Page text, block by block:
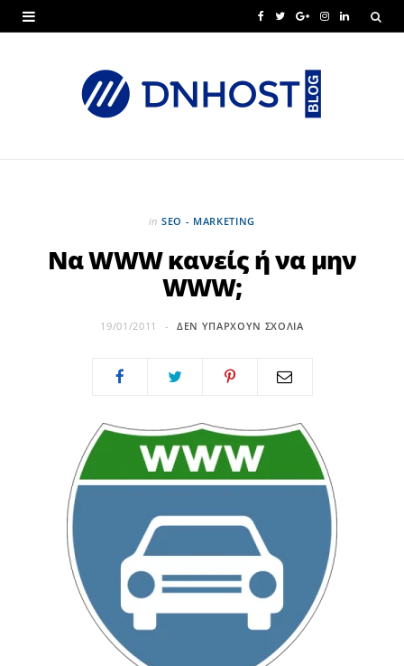
c
T
i
G
o
g
u
I L
in SEO - MARKETING
Να WWW κανείς ή να μην
WWW;
19/01/2011 ΔΕΝ ΥΠΆΡΧΟΥΝ ΣΧΌΛΙΑ